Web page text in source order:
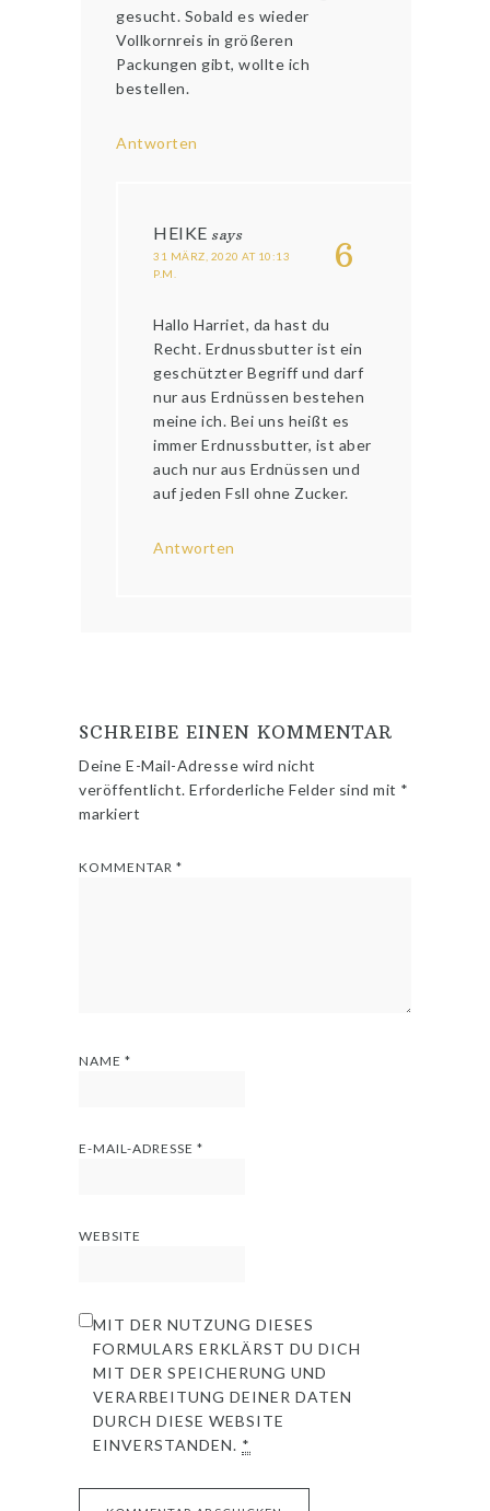
gesucht. Sobald es wieder
Vollkornreis in größeren
Packungen gibt, wollte ich
bestellen.
Antworten
6
HEIKE says
31 MÄRZ, 2020 AT 10:13
P.M.
Hallo Harriet, da hast du
Recht. Erdnussbutter ist ein
geschützter Begriff und darf
nur aus Erdnüssen bestehen
meine ich. Bei uns heißt es
immer Erdnussbutter, ist aber
auch nur aus Erdnüssen und
auf jeden Fsll ohne Zucker.
Antworten
SCHREIBE EINEN KOMMENTAR
Deine E-Mail-Adresse wird nicht
veröffentlicht. Erforderliche Felder sind mit *
markiert
KOMMENTAR*
NAME*
E-MAIL-ADRESSE*
WEBSITE
MIT DER NUTZUNG DIESES
FORMULARS ERKLÄRST DU DICH
MIT DER SPEICHERUNG UND
VERARBEITUNG DEINER DATEN
DURCH DIESE WEBSITE
EINVERSTANDEN. *